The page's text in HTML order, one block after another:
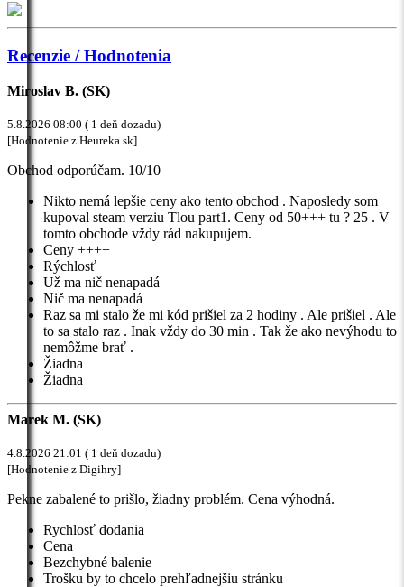
Recenzie / Hodnotenia
Miroslav B. (SK)
5.8.2026 08:00 ( 1 deň dozadu)
[Hodnotenie z Heureka.sk]
Obchod odporúčam. 10/10
Nikto nemá lepšie ceny ako tento obchod . Naposledy som
kupoval steam verziu Tlou part1. Ceny od 50+++ tu ? 25 . V
tomto obchode vždy rád nakupujem.
Ceny ++++
Rýchlosť
Už ma nič nenapadá
Nič ma nenapadá
Raz sa mi stalo že mi kód prišiel za 2 hodiny . Ale prišiel . Ale
to sa stalo raz . Inak vždy do 30 min . Tak že ako nevýhodu to
nemôžme brať .
Žiadna
Žiadna
Marek M. (SK)
4.8.2026 21:01 ( 1 deň dozadu)
[Hodnotenie z Digihry]
Pekne zabalené to prišlo, žiadny problém. Cena výhodná.
Rychlosť dodania
Cena
Bezchybné balenie
Trošku by to chcelo prehľadnejšiu stránku